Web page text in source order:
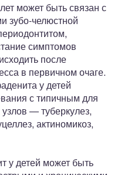
может быть связан с
зубо-челюстной
симптомов
после
в первичном очаге.
у детей
с типичным для
— туберкулез,
актиномикоз,
у детей может быть